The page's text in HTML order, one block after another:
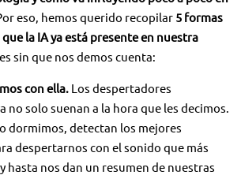
eso, hemos querido recopilar 5 formas
la IA ya está presente en nuestra
sin que nos demos cuenta:
con ella. Los despertadores
no solo suenan a la hora que les decimos.
dormimos, detectan los mejores
despertarnos con el sonido que más
hasta nos dan un resumen de nuestras